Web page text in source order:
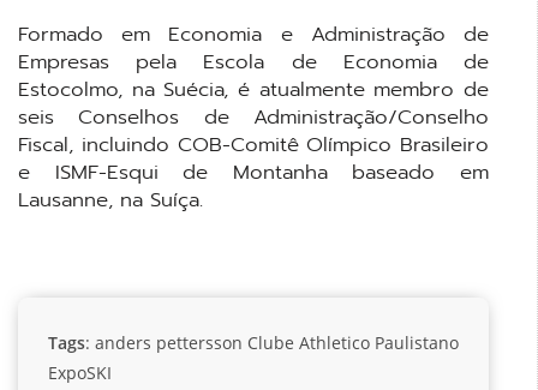
Formado em Economia e Administração de
Empresas pela Escola de Economia de
Estocolmo, na Suécia, é atualmente membro de
seis Conselhos de Administração/Conselho
Fiscal, incluindo COB-Comitê Olímpico Brasileiro
e ISMF-Esqui de Montanha baseado em
Lausanne, na Suíça.
Tags: anders pettersson Clube Athletico Paulistano
ExpoSKI